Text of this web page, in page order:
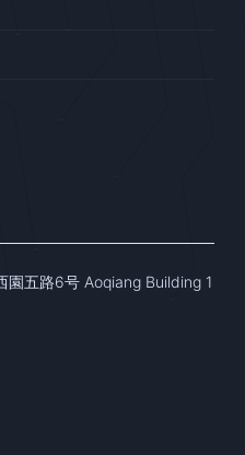
園五路6号 Aoqiang Building 1